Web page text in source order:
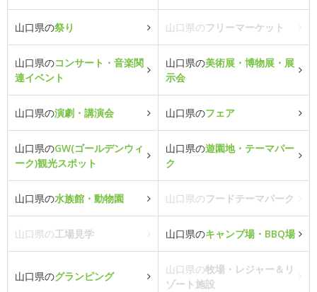
山口県の祭り 山口県のフリーマーケット
山口県のコンサート・音楽関
連イベント
山口県の美術展・博物展・展
示会
山口県の演劇・講演会 山口県のフェア
山口県のGW(ゴールデンウィ
ーク)観光スポット
山口県の遊園地・テーマパー
ク
山口県の水族館・動物園 山口県のフードテーマパーク
山口県の工場見学 山口県のキャンプ場・BBQ場
山口県のグランピング
山口県の牧場・レジャー＆リ
ゾート施設